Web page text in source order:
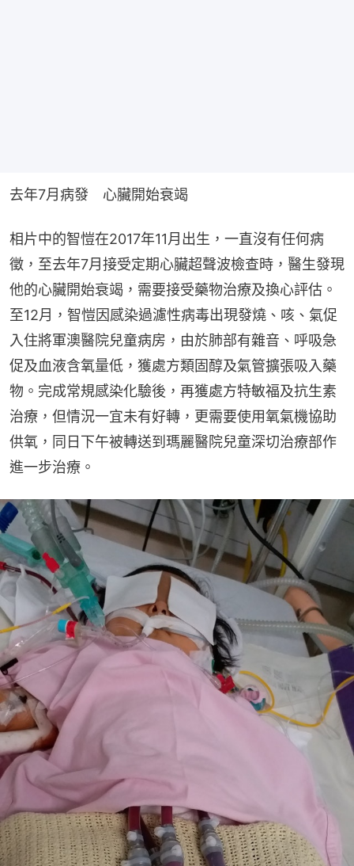
去年7月病發　心臟開始衰竭
相片中的智愷在2017年11月出生，一直沒有任何病
徵，至去年7月接受定期心臟超聲波檢查時，醫生發現
他的心臟開始衰竭，需要接受藥物治療及換心評估。
至12月，智愷因感染過濾性病毒出現發燒、咳、氣促
入住將軍澳醫院兒童病房，由於肺部有雜音、呼吸急
促及血液含氧量低，獲處方類固醇及氣管擴張吸入藥
物。完成常規感染化驗後，再獲處方特敏福及抗生素
治療，但情況一宜未有好轉，更需要使用氧氣機協助
供氧，同日下午被轉送到瑪麗醫院兒童深切治療部作
進一步治療。